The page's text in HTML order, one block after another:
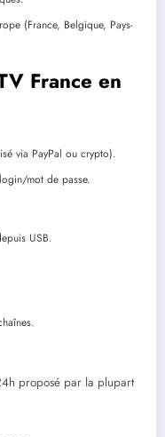
(France, Belgique, Pays-
France en
via PayPal ou crypto).
mot de passe.
USB.
proposé par la plupart